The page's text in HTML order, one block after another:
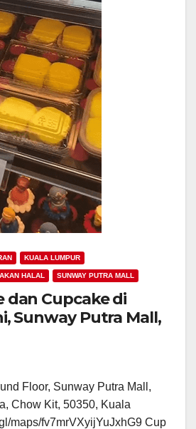
KUALA LUMPUR
HALAL SUNWAY PUTRA MALL
dan Cupcake di
Sunway Putra Mall,
Floor, Sunway Putra Mall,
Chow Kit, 50350, Kuala
maps/fv7mrVXyijYuJxhG9 Cup